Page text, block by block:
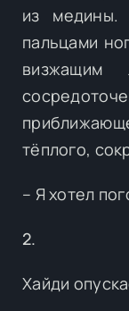
из
пальцами
тёплого,
– Я хотел
2.
Хайди